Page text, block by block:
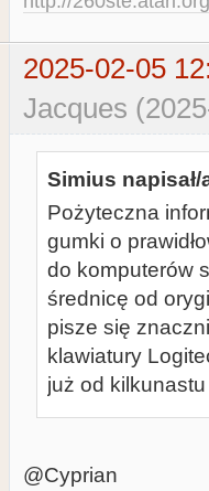
2025-02-05
Jacques
Simius napisał/
Pożyteczna
gumki o
do komputerów
średnicę od
pisze się
klawiatury
już od kilkunastu
@Cyprian